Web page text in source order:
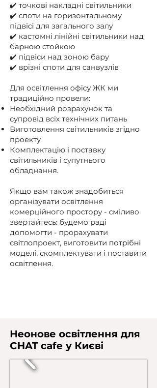
✔️ точкові накладні світильники
✔️ споти на горизонтальному
підвісі для загального залу
✔️ кастомні лінійні світильники над
барною стойкою
✔️ підвіси над зоною бару
✔️ врізні споти для санвузлів
Для освітлення офісу ЖК ми
традиційно провели:
Необхідний розрахунок та
супровід всіх технічних питань
Виготовлення світильників згідно
проекту
Комплектацію і поставку
світильників і супутнього
обладнання.
Якщо вам також знадобиться
організувати освітлення
комерційного простору - сміливо
звертайтесь: будемо раді
допомогти - прорахувати
світлопроект, виготовити потрібні
моделі, скомплектувати і поставити
освітлення.
Неонове освітлення для
CHAT cafe у Києві